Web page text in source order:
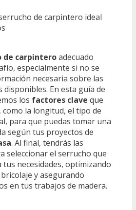
de carpinteroadecuado
especialmente si no se
necesaria sobre las
En esta guía de
los factores clave que
como la longitud, el tipo de
para que puedas tomar una
según tus proyectos de
. Al final, tendrás las
seleccionar el serrucho que
tus necesidades, optimizando
y asegurando
en tus trabajos de madera.